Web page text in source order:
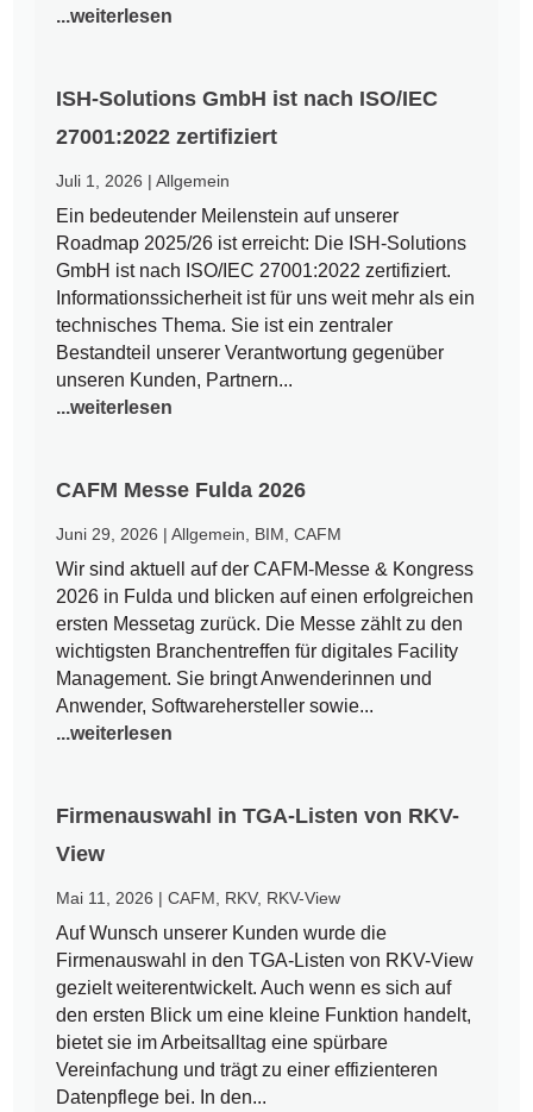
...weiterlesen
ISH-Solutions GmbH ist nach ISO/IEC
27001:2022 zertifiziert
Juli 1, 2026 |Allgemein
Ein bedeutender Meilenstein auf unserer
Roadmap 2025/26 ist erreicht: Die ISH-Solutions
GmbH ist nach ISO/IEC 27001:2022 zertifiziert.
Informationssicherheit ist für uns weit mehr als ein
technisches Thema. Sie ist ein zentraler
Bestandteil unserer Verantwortung gegenüber
unseren Kunden, Partnern...
...weiterlesen
CAFM Messe Fulda 2026
Juni 29, 2026 |Allgemein BIM ,CAFM
Wir sind aktuell auf der CAFM-Messe & Kongress
2026 in Fulda und blicken auf einen erfolgreichen
ersten Messetag zurück. Die Messe zählt zu den
wichtigsten Branchentreffen für digitales Facility
Management. Sie bringt Anwenderinnen und
Anwender, Softwarehersteller sowie...
...weiterlesen
Firmenauswahl in TGA-Listen von RKV-
View
Mai 11, 2026 |CAFM RKV, RKV-View
Auf Wunsch unserer Kunden wurde die
Firmenauswahl in den TGA-Listen von RKV-View
gezielt weiterentwickelt. Auch wenn es sich auf
den ersten Blick um eine kleine Funktion handelt,
bietet sie im Arbeitsalltag eine spürbare
Vereinfachung und trägt zu einer effizienteren
Datenpflege bei. In den...